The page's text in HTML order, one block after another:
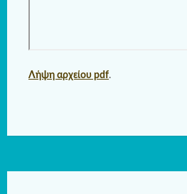
Λήψη αρχείου pdf.